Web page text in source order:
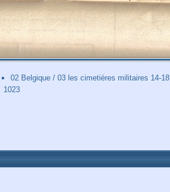
02 Belgique /03 les cimetières militaires 14-18
1023